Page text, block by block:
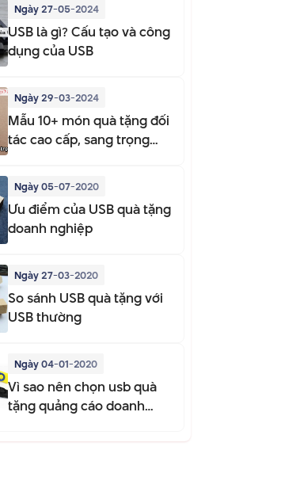
Ngày 27-05-2024
USB là gì? Cấu tạo và công
dụng của USB
Ngày 29-03-2024
Mẫu 10+ món quà tặng đối
tác cao cấp, sang trọng
Ngày 05-07-2020
Ưu điểm của USB quà tặng
doanh nghiệp
Ngày 27-03-2020
So sánh USB quà tặng với
USB thường
Ngày 04-01-2020
Vì sao nên chọn usb quà
tặng quảng cáo doanh